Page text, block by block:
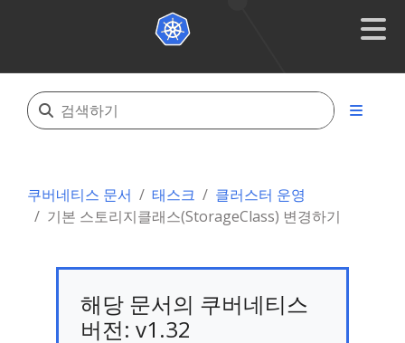
쿠버네티스 문서 태스크
클러스터 운영
기본 스토리지클래스(StorageClass) 변경하기
해당 문서의 쿠버네티스
버전: v1.32